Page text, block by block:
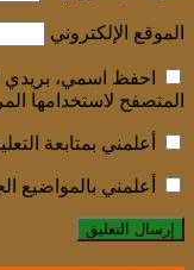
الموقع الإلكتروني
احفظ اسمي، بريدي
المتصفح لاستخدامها
أعلمني بمتابعة
أعلمني بالمواضيع